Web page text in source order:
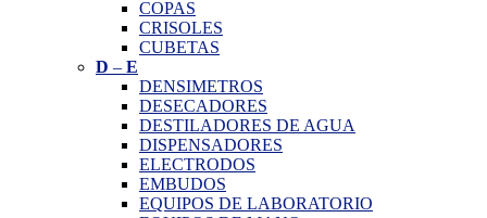
COPAS
CRISOLES
CUBETAS
D – E
DENSIMETROS
DESECADORES
DESTILADORES DE AGUA
DISPENSADORES
ELECTRODOS
EMBUDOS
EQUIPOS DE LABORATORIO